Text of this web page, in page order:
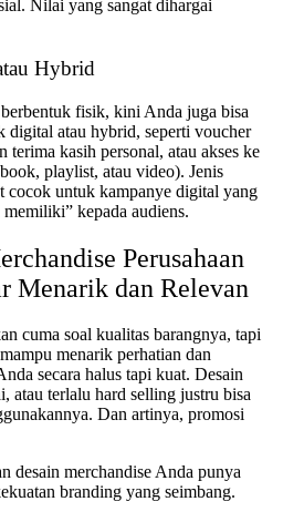
Nilai yang sangat dihargai
Hybrid
fisik, kini Anda juga bisa
digital atau hybrid, seperti voucher
kasih personal, atau akses ke
playlist, atau video). Jenis
cocok untuk kampanye digital yang
kepada audiens.
Perusahaan
Menarik dan Relevan
cuma soal kualitas barangnya, tapi
menarik perhatian dan
secara halus tapi kuat. Desain
atau terlalu hard selling justru bisa
Dan artinya, promosi
desain merchandise Anda punya
branding yang seimbang.